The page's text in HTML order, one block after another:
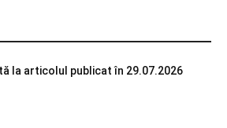
la articolul publicat în 29.07.2026